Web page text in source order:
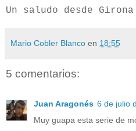
Un saludo desde Girona
Mario Cobler Blanco en 18:55
5 comentarios:
Juan Aragonés 6 de julio
Muy guapa esta serie de